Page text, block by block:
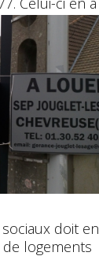
doit en
logements